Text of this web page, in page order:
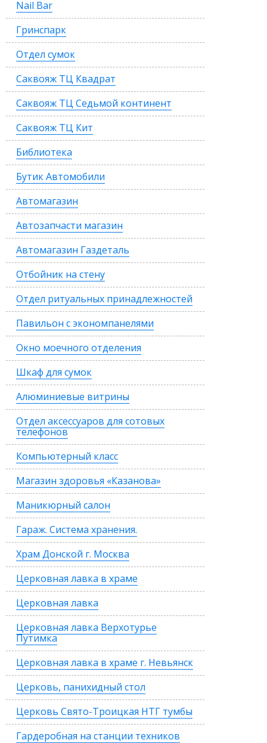
Nail Bar
Гринспарк
Отдел сумок
Саквояж ТЦ Квадрат
Саквояж ТЦ Седьмой континент
Саквояж ТЦ Кит
Библиотека
Бутик Автомобили
Автомагазин
Автозапчасти магазин
Автомагазин Газдеталь
Отбойник на стену
Отдел ритуальных принадлежностей
Павильон с экономпанелями
Окно моечного отделения
Шкаф для сумок
Алюминиевые витрины
Отдел аксессуаров для сотовых
телефонов
Компьютерный класс
Магазин здоровья «Казанова»
Маникюрный салон
Гараж. Система хранения.
Храм Донской г. Москва
Церковная лавка в храме
Церковная лавка
Церковная лавка Верхотурье
Путимка
Церковная лавка в храме г. Невьянск
Церковь, панихидный стол
Церковь Свято-Троицкая НТГ тумбы
Гардеробная на станции техников